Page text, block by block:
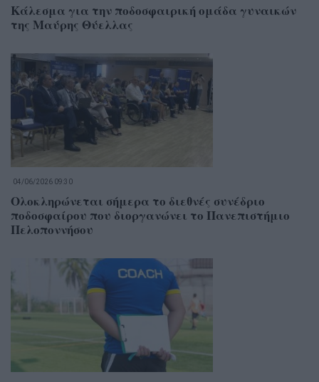
Κάλεσμα για την ποδοσφαιρική ομάδα γυναικών
της Μαύρης Θύελλας
04/06/2026 09:30
Ολοκληρώνεται σήμερα το διεθνές συνέδριο
ποδοσφαίρου που διοργανώνει το Πανεπιστήμιο
Πελοποννήσου